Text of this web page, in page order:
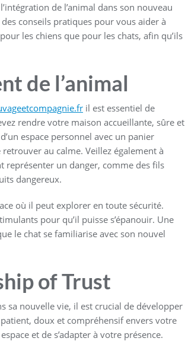
de l’animal dans son nouveau
conseils pratiques pour vous aider à
les chiens que pour les chats, afin qu’ils
de l’animal
il est essentiel de
rendre votre maison accueillante, sûre et
espace personnel avec un panier
au calme. Veillez également à
un danger, comme des fils
dangereux.
où il peut explorer en toute sécurité.
pour qu’il puisse s’épanouir. Une
le chat se familiarise avec son nouvel
of Trust
sa nouvelle vie, il est crucial de développer
doux et compréhensif envers votre
et de s’adapter à votre présence.